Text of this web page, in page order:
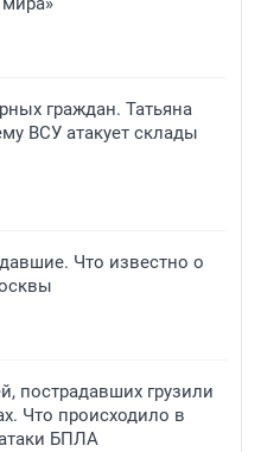
граждан. Татьяна
ВСУ атакует склады
Что известно о
пострадавших грузили
Что происходило в
БПЛА